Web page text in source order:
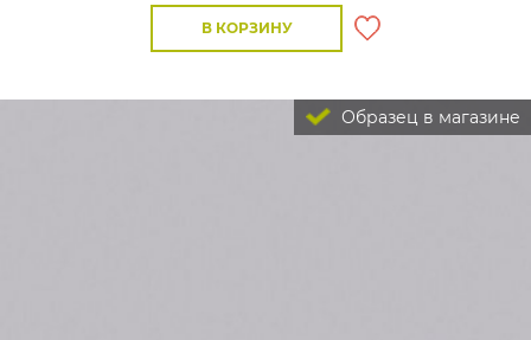
В КОРЗИНУ
Образец в магазине